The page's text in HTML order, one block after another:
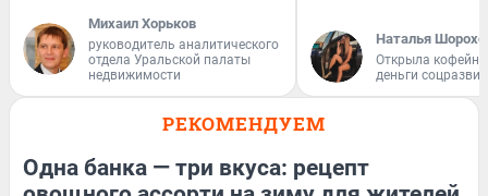
Михаил Хорьков
руководитель аналитического
отдела Уральской палаты
недвижимости
Наталья
Открыла
деньги
РЕКОМЕНДУЕМ
Одна банка — три вкуса: рецепт